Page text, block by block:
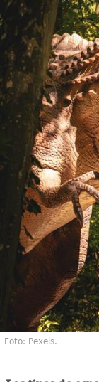
Foto: Pexels.